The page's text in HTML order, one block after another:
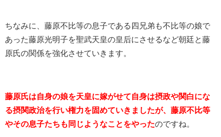
ちなみに、藤原不比等の息子である四兄弟も不比等の娘で
あった藤原光明子を聖武天皇の皇后にさせるなど朝廷と藤
原氏の関係を強化させていきます。
藤原氏は自身の娘を天皇に嫁がせて自身は摂政や関白にな
る摂関政治を行い権力を固めていきましたが、藤原不比等
やその息子たちも同じようなことをやったのですね。